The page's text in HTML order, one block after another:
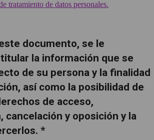
tratamiento de datos personales.
documento, se le
la información que se
de su persona y la finalidad
así como la posibilidad de
de acceso,
cancelación y oposición y la
*